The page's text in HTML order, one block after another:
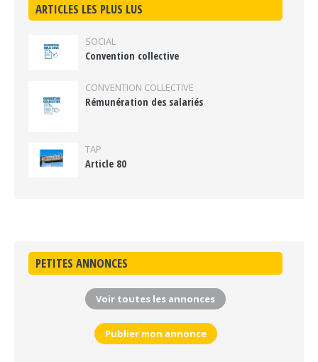
ARTICLES LES PLUS LUS
SOCIAL
Convention collective
CONVENTION COLLECTIVE
Rémunération des salariés
TAP
Article 80
PETITES ANNONCES
Voir toutes les annonces
Publier mon annonce